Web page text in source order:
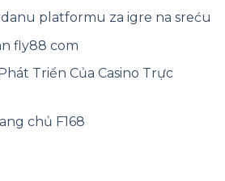
platformu za igre na sreću
fly88 com
Triển Của Casino Trực
chủ F168